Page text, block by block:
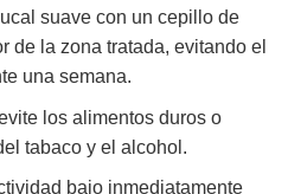
suave con un cepillo de
de la zona tratada, evitando el
una semana.
los alimentos duros o
tabaco y el alcohol.
bajo inmediatamente